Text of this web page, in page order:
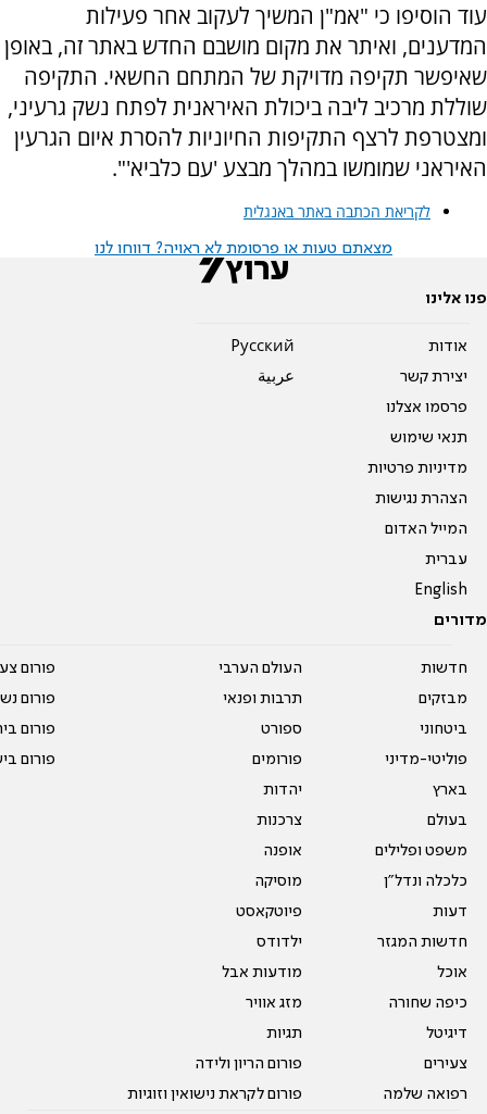
עוד הוסיפו כי "אמ"ן המשיך לעקוב אחר פעילות
המדענים, ואיתר את מקום מושבם החדש באתר זה, באופן
שאיפשר תקיפה מדויקת של המתחם החשאי. התקיפה
שוללת מרכיב ליבה ביכולת האיראנית לפתח נשק גרעיני,
ומצטרפת לרצף התקיפות החיוניות להסרת איום הגרעין
האיראני שמומשו במהלך מבצע 'עם כלביא'".
לקריאת הכתבה באתר באנגלית
מצאתם טעות או פרסומת לא ראויה? דווחו לנו
פנו אלינו
אודות
יצירת קשר
פרסמו אצלנו
תנאי שימוש
מדיניות פרטיות
הצהרת נגישות
המייל האדום
עברית
English
Pусский
عربية
מדורים
חדשות
מבזקים
ביטחוני
פוליטי-מדיני
בארץ
בעולם
משפט ופלילים
כלכלה ונדל"ן
דעות
חדשות המגזר
אוכל
כיפה שחורה
דיגיטל
צעירים
רפואה שלמה
העולם הערבי
תרבות ופנאי
ספורט
פורומים
יהדות
צרכנות
אופנה
מוסיקה
פיוטקאסט
ילדודס
מודעות אבל
מזג אוויר
תגיות
פורום הריון ולידה
פורום לקראת נישואין וזוגיות
פורום
פורום
פורום
פורום